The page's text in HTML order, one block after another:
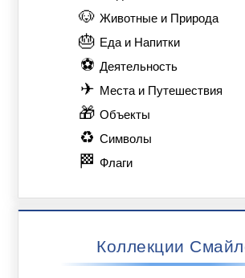
🐶 Животные и Природа
🎂 Еда и Напитки
⚽ Деятельность
✈ Места и Путешествия
🎁 Объекты
♻ Символы
🏁 Флаги
Коллекции